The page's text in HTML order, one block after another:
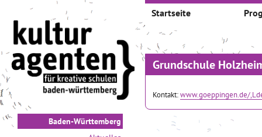
Baden-Württemberg
Startseite
Grundschule
Kontakt:www.goeppingen.de/